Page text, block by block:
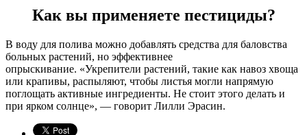
Как вы применяете пестициды?
В воду для полива можно добавлять средства для баловства
больных растений, но эффективнее
опрыскивание. «Укрепители растений, такие как навоз хвоща
или крапивы, распыляют, чтобы листья могли напрямую
поглощать активные ингредиенты. Не стоит этого делать и
при ярком солнце», — говорит Лилли Эрасин.